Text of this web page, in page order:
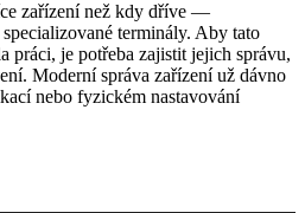
zařízení než kdy dříve —
terminály. Aby tato
práci, je potřeba zajistit jejich správu,
Moderní správa zařízení už dávno
nebo fyzickém nastavování